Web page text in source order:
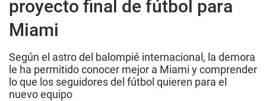
proyecto final de fútbol para
Miami
Según el astro del balompié internacional, la demora
le ha permitido conocer mejor a Miami y comprender
lo que los seguidores del fútbol quieren para el
nuevo equipo